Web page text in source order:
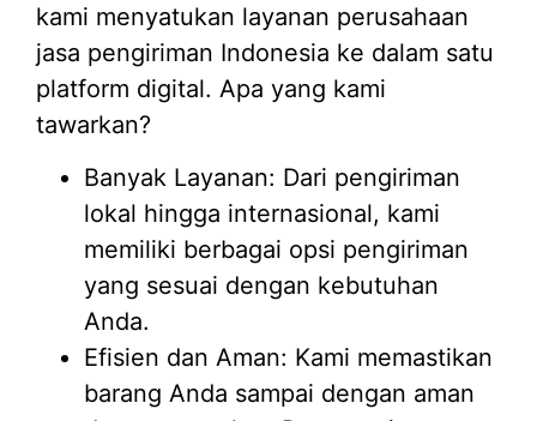
kami menyatukan layanan perusahaan
jasa pengiriman Indonesia ke dalam satu
platform digital. Apa yang kami
tawarkan?
Banyak Layanan: Dari pengiriman
lokal hingga internasional, kami
memiliki berbagai opsi pengiriman
yang sesuai dengan kebutuhan
Anda.
Efisien dan Aman: Kami memastikan
barang Anda sampai dengan aman